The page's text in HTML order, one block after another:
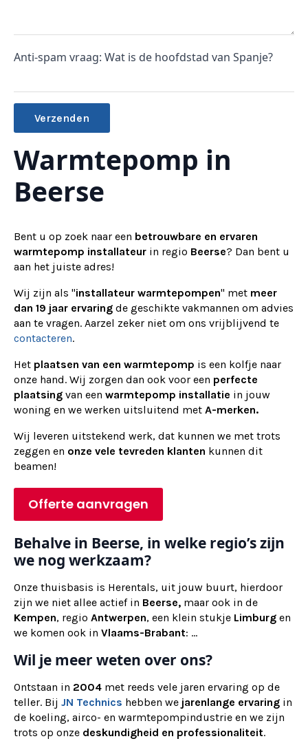
Anti-spam vraag: Wat is de hoofdstad van Spanje?
Alternative:
Warmtepomp in
Beerse
Bent u op zoek naar een betrouwbare en ervaren
warmtepomp installateur in regio Beerse? Dan bent u
aan het juiste adres!
Wij zijn als "installateur warmtepompen" met meer
dan 19 jaar ervaring de geschikte vakmannen om advies
aan te vragen. Aarzel zeker niet om ons vrijblijvend te
contacteren.
Het plaatsen van een warmtepomp is een kolfje naar
onze hand. Wij zorgen dan ook voor een perfecte
plaatsing van een warmtepomp installatie in jouw
woning en we werken uitsluitend met A-merken.
Wij leveren uitstekend werk, dat kunnen we met trots
zeggen en onze vele tevreden klanten kunnen dit
beamen!
Offerte aanvragen
Behalve in Beerse, in welke regio’s zijn
we nog werkzaam?
Onze thuisbasis is Herentals, uit jouw buurt, hierdoor
zijn we niet allee actief in Beerse, maar ook in de
Kempen, regio Antwerpen, een klein stukje Limburg en
we komen ook in Vlaams-Brabant: ...
Wil je meer weten over ons?
Ontstaan in 2004 met reeds vele jaren ervaring op de
teller. Bij JN Technics hebben we jarenlange ervaring in
de koeling, airco- en warmtepompindustrie en we zijn
trots op onze deskundigheid en professionaliteit.